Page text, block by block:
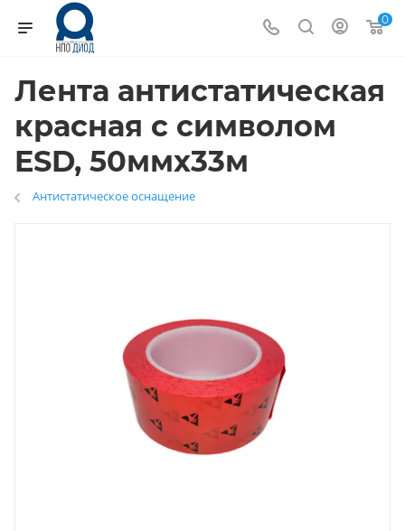
0
Лента антистатическая
красная с символом
ESD, 50ммх33м
Антистатическое оснащение